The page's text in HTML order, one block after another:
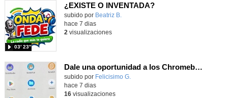
¿EXISTE O INVENTADA?
Contenido educativo.
subido por Beatriz B.
03′ 23″
hace 7 dias
2 visualizaciones
Dale una oportunidad a los Chromebooks y utiliza un proyector para realizar talleres si no tienes pantallas táctiles
Contenido educativo.
subido por Felicisimo G.
hace 7 dias
16visualizaciones